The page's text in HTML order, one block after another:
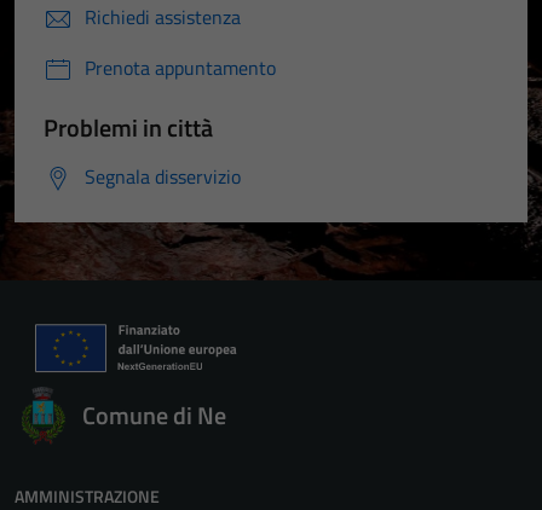
Richiedi assistenza
Prenota appuntamento
Problemi in città
Segnala disservizio
Comune di Ne
AMMINISTRAZIONE